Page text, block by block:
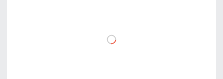
DO KOSZYKA